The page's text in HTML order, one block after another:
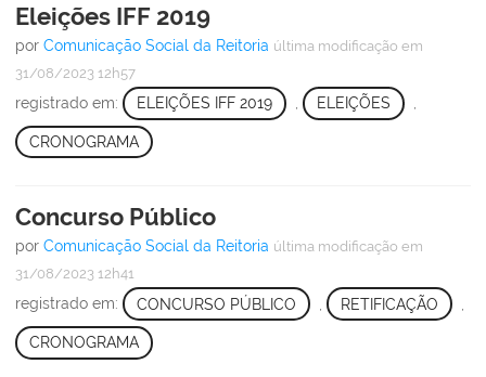
Eleições IFF 2019
por Comunicação Social da Reitoria última modificação em
31/08/2023 12h57
registrado em: ELEIÇÕES IFF 2019 , ELEIÇÕES ,
CRONOGRAMA
Concurso Público
por Comunicação Social da Reitoria última modificação em
31/08/2023 12h41
registrado em: CONCURSO PÚBLICO RETIFICAÇÃO
CRONOGRAMA